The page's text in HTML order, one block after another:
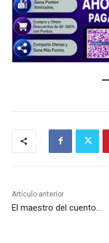
Artículo anterior
El maestro del cuento…